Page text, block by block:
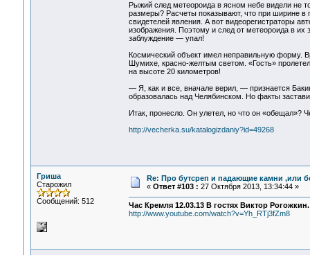
Рыжий след метеороида в ясном небе видели не
размеры? Расчеты показывают, что при ширине в
свидетелей явления. А вот видеорегистраторы
изображения. Поэтому и след от метеороида в
заблуждение — упал!
Космический объект имел неправильную форму.
Шумихе, красно-желтым светом. «Гость»
на высоте 20 километров!
— Я, как и все, вначале верил, — признается
образовалась над Челябинском. Но факты
Итак, пронесло. Он улетел, но что он «обещал»?
http://vecherka.su/katalogizdaniy?id=49268
Гриша
Старожил
Сообщений: 512
Re: Про бутсреп и падающие камни ,или
« Ответ #103 : 27 Октября 2013, 13:34:44 »
Час Кремля 12.03.13 В гостях Виктор Рогожкин.
http://www.youtube.com/watch?v=Yh_RTj3fZm8